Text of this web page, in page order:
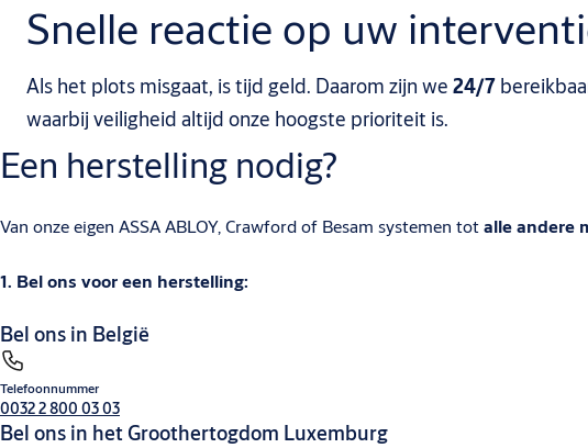
Snelle reactie op uw
Als het plots misgaat, is tijd geld. Daarom zijn we 24/7
waarbij veiligheid altijd onze hoogste prioriteit is.
Een herstelling nodig?
Van onze eigen ASSA ABLOY, Crawford of Besam systemen totalle andere
1. Bel ons voor een herstelling:
Bel ons in België
Telefoonnummer
0032 2 800 03 03
Bel ons in het Groothertogdom Luxemburg